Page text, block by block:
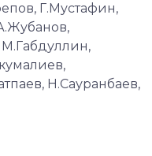
Г.Мустафин,
Н.Сауранбаев,